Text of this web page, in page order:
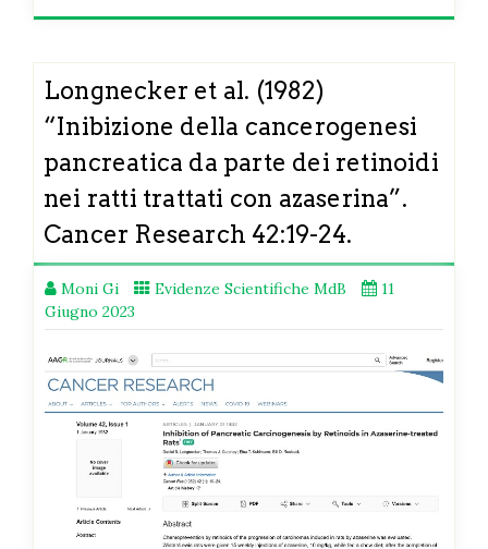
Longnecker et al. (1982)
“Inibizione della cancerogenesi
pancreatica da parte dei retinoidi
nei ratti trattati con azaserina”.
Cancer Research 42:19-24.
Moni Gi Evidenze Scientifiche MdB
11
Giugno 2023